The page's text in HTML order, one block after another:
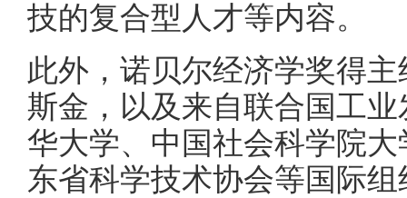
技的复合型人才等内容。
此外，诺贝尔经济学奖得
斯金，以及来自联合国工
华大学、中国社会科学院
东省科学技术协会等国际